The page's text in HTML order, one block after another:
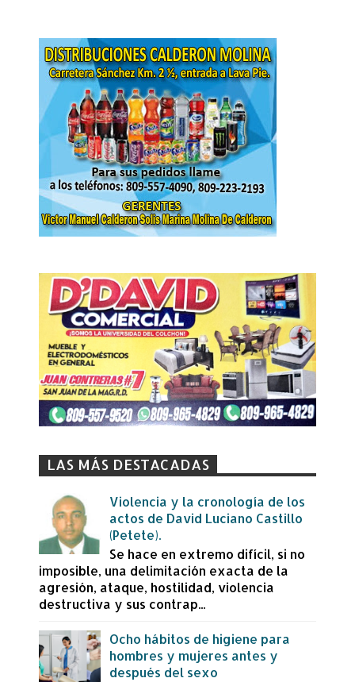
LAS MÁS DESTACADAS
Violencia y la cronología de los
actos de David Luciano Castillo
(Petete).
Se hace en extremo difícil, si no
imposible, una delimitación exacta de la
agresión, ataque, hostilidad, violencia
destructiva y sus contrap...
Ocho hábitos de higiene para
hombres y mujeres antes y
después del sexo